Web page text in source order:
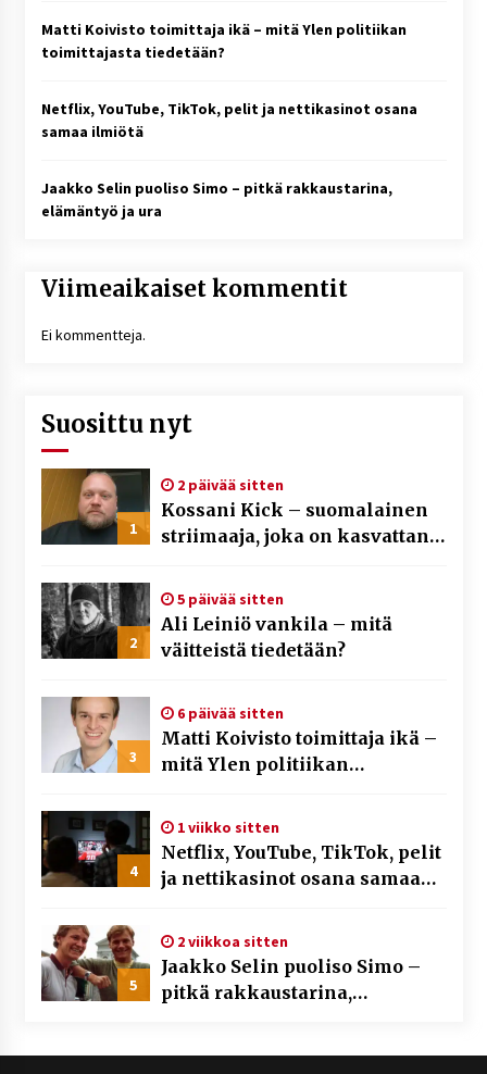
Matti Koivisto toimittaja ikä – mitä Ylen politiikan
toimittajasta tiedetään?
Netflix, YouTube, TikTok, pelit ja nettikasinot osana
samaa ilmiötä
Jaakko Selin puoliso Simo – pitkä rakkaustarina,
elämäntyö ja ura
Viimeaikaiset kommentit
Ei kommentteja.
Suosittu nyt
1
2 päivää sitten
Kossani Kick – suomalainen
striimaaja, joka on kasvattanut
2
5 päivää sitten
Ali Leiniö vankila – mitä
väitteistä tiedetään?
3
6 päivää sitten
Matti Koivisto toimittaja ikä –
mitä Ylen politiikan
4
1 viikko sitten
Netflix, YouTube, TikTok, pelit
ja nettikasinot osana samaa
5
2 viikkoa sitten
Jaakko Selin puoliso Simo –
pitkä rakkaustarina,